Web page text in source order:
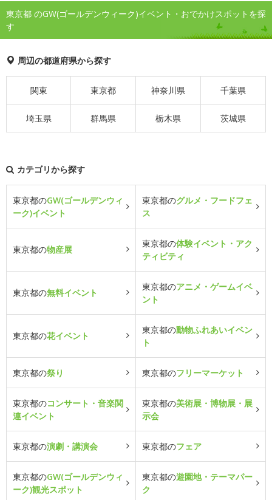
東京都 のGW(ゴールデンウィーク)イベント・おでかけスポットを探
す
周辺の都道府県から探す
関東 東京都 神奈川県 千葉県
埼玉県 群馬県 栃木県 茨城県
カテゴリから探す
東京都のGW(ゴールデンウィ
ーク)イベント
東京都のグルメ・フードフェ
ス
東京都の物産展
東京都の体験イベント・アク
ティビティ
東京都の無料イベント
東京都のアニメ・ゲームイベ
ント
東京都の花イベント
東京都の動物ふれあいイベン
ト
東京都の祭り 東京都のフリーマーケット
東京都のコンサート・音楽関
連イベント
東京都の美術展・博物展・展
示会
東京都の演劇・講演会 東京都のフェア
東京都のGW(ゴールデンウィ
ーク)観光スポット
東京都の遊園地・テーマパー
ク